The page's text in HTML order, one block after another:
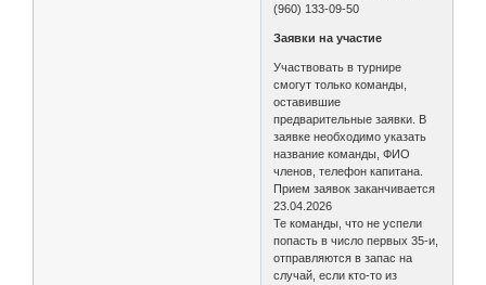
(960) 133-09-50
Заявки на участие
Участвовать в турнире
смогут только команды,
оставившие
предварительные заявки. В
заявке необходимо указать
название команды, ФИО
членов, телефон капитана.
Прием заявок заканчивается
23.04.2026
Те команды, что не успели
попасть в число первых 35-и,
отправляются в запас на
случай, если кто-то из